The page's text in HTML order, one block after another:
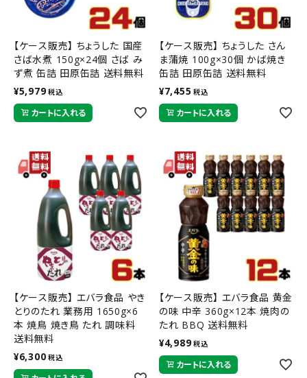
【ケース販売】 ちょうした 国産
さば水煮 150g×24個 さば み
ず煮 缶詰 田原缶詰 送料無料
¥5,979 税込
カートに入れる
【ケース販売】 ちょうした さん
ま蒲焼 100g×30個 かば焼き
缶詰 田原缶詰 送料無料
¥7,455 税込
カートに入れる
【ケース販売】 エバラ食品 やき
とりのたれ 業務用 1650g×6
本 焼鳥 焼き鳥 たれ 調味料
送料無料
¥6,300 税込
【ケース販売】 エバラ食品 黄金
の味 中辛 360g×12本 焼肉の
たれ BBQ 送料無料
¥4,989 税込
カートに入れる